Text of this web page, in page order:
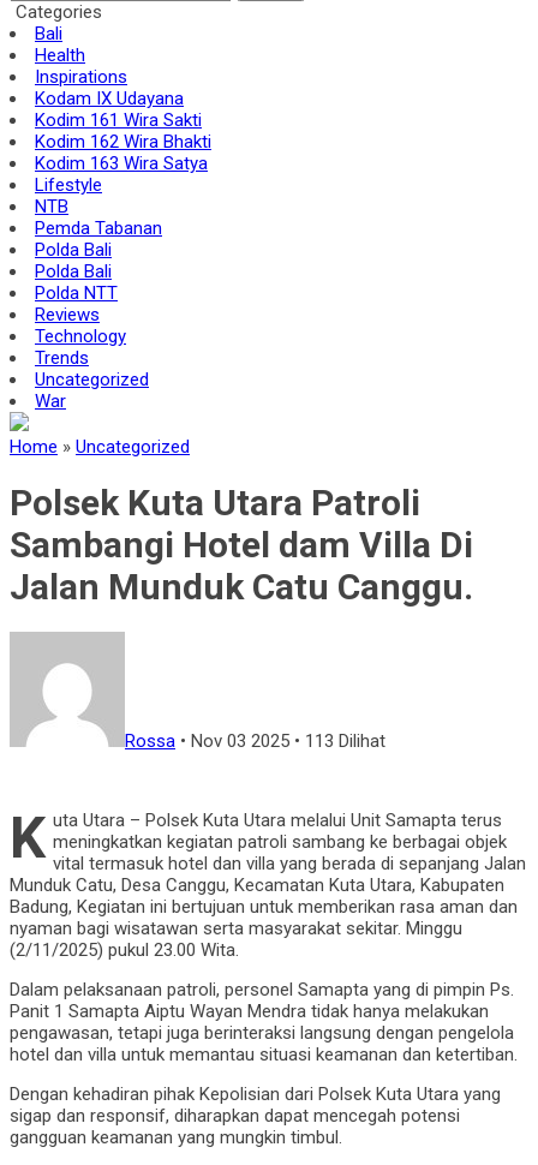
Categories
Bali
Health
Inspirations
Kodam IX Udayana
Kodim 161 Wira Sakti
Kodim 162 Wira Bhakti
Kodim 163 Wira Satya
Lifestyle
NTB
Pemda Tabanan
Polda Bali
Polda Bali
Polda NTT
Reviews
Technology
Trends
Uncategorized
War
Home » Uncategorized
Polsek Kuta Utara Patroli
Sambangi Hotel dam Villa Di
Jalan Munduk Catu Canggu.
Rossa • Nov 03 2025 • 113 Dilihat
K uta Utara – Polsek Kuta Utara melalui Unit Samapta terus
meningkatkan kegiatan patroli sambang ke berbagai objek
vital termasuk hotel dan villa yang berada di sepanjang Jalan
Munduk Catu, Desa Canggu, Kecamatan Kuta Utara, Kabupaten
Badung, Kegiatan ini bertujuan untuk memberikan rasa aman dan
nyaman bagi wisatawan serta masyarakat sekitar. Minggu
(2/11/2025) pukul 23.00 Wita.
Dalam pelaksanaan patroli, personel Samapta yang di pimpin Ps.
Panit 1 Samapta Aiptu Wayan Mendra tidak hanya melakukan
pengawasan, tetapi juga berinteraksi langsung dengan pengelola
hotel dan villa untuk memantau situasi keamanan dan ketertiban.
Dengan kehadiran pihak Kepolisian dari Polsek Kuta Utara yang
sigap dan responsif, diharapkan dapat mencegah potensi
gangguan keamanan yang mungkin timbul.